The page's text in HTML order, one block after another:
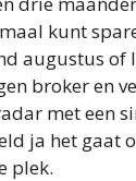
kunt
augustus of
broker en
met een
ja het gaat
plek.